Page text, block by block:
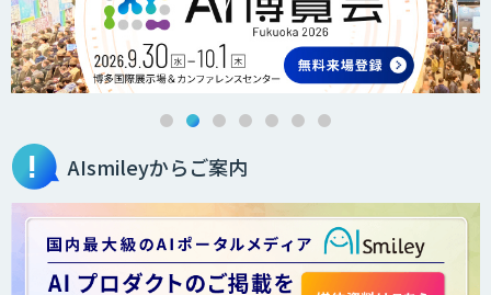
Brain Plus for Sales
データ分析/AI開発/コンサルティング
Docify（ドシファイ）
AIsmileyからご案内